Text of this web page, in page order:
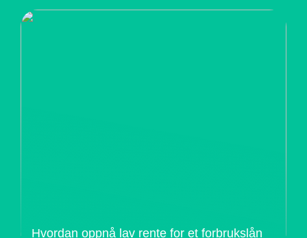
Hvordan oppnå lav rente for et forbrukslån